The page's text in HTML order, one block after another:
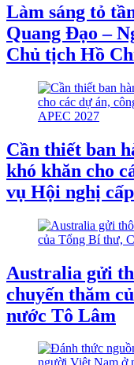
Làm sáng tỏ
Quang Đạo –
Chủ tịch Hồ
Cần thiết ban
khó khăn cho
vụ Hội nghị
Australia gửi
chuyến thăm
nước Tô Lâm